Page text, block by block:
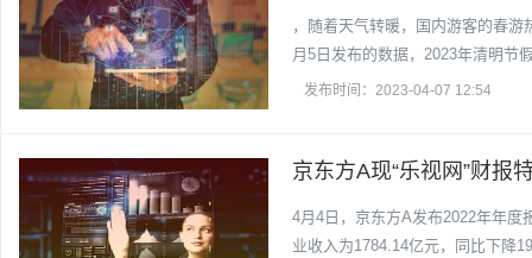
，随着天气转暖，国内游客的春
月5日发布的数据，2023年清明节
发布时间：2023-04-07 12:54
京东方A现“乐视网”财报
4月4日，京东方A发布2022年年度
业收入为1784.14亿元，同比下降